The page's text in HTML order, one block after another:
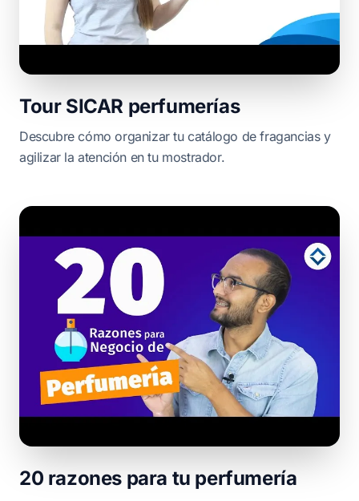
Tour SICAR perfumerías
Descubre cómo organizar tu catálogo de fragancias y
agilizar la atención en tu mostrador.
20 razones para tu perfumería